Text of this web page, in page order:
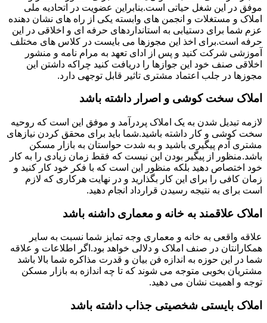
موفق در این شغل حیاتی است.بنابراین عضویت در اتحادیه ملی
املاک و مستغلات و انجمن های وابسته یکی از راه های نشان دهنده
عزم شما برای دستیابی به استانداردهای حرفه ای و اخلاقی در این
حرفه است.برای اخذ این مجوزها می بایست در کلاس های مختلف
آموزشی شرکت کنید و پس از ادای تعهد به مرام نامه و منشور
اخلاقی صنف خود این جوازها را دریافت کنید چراکه داشتن این
مجوزها در جلب اعتماد مشتری تاثیر قابل توجهی دارد.
املاک سخت کوشی و اصرار داشته باشد
لازمه تبدیل شدن به یک املاک پردرآمد و موفق این است که روحیه
سخت کوشی و کار داشته باشید.شما باید برای محقق کردن نیازهای
مشتری آدم پیگیری باشید و به شدت حواستان به بازار مسکن
باشد.منظور از پیگیر بودن این نیست که فقط زمان زیادی را به کار
خود اختصاص دهید بلکه منظور این است که با فکر خود کار کنید و
زمان کافی را برای این کار بگذارید و در نهایت هرکاری که لازم
است برای به نتیجه رسیدن قرارداد انجام دهید.
املاک علاقمند به خانه و معماری داشنه باشد
علاقه واقعی به خانه و معماری وجه تمایز شما نسبت به سایر
همکارانتان در صنف املاک و دلالی خواهد بود.اگر اطلاعات و علاقه
شما در این حوزه به اندازه فن بیان و قدرت مذاکره شما بالا باشد
مشتریان بخوبی متوجه می شوند که تا چه اندازه به بازار مسکن
توجه و اهمیت نشان می دهید.
املاک بایستی شخصیتی جذاب داشته باشد